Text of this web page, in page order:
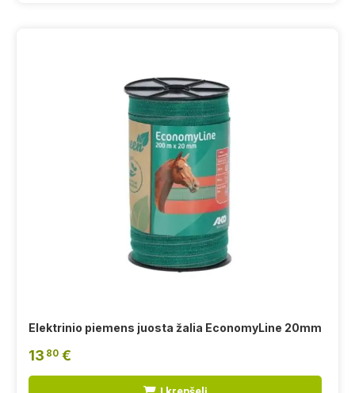
Elektrinio piemens juosta žalia EconomyLine 20mm
13 80 €